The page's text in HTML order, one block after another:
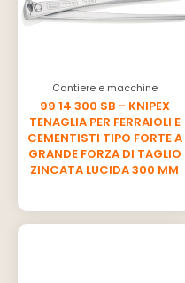
Cantiere e macchine
99 14 300 SB – KNIPEX
TENAGLIA PER FERRAIOLI E
CEMENTISTI TIPO FORTE A
GRANDE FORZA DI TAGLIO
ZINCATA LUCIDA 300 MM